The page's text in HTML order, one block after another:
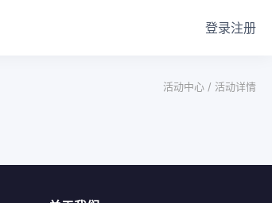
登录注册
活动中心 / 活动详情